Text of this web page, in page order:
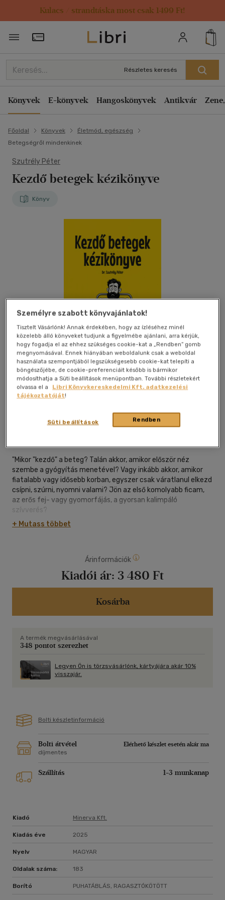
Kulacs / strandtáska most csak 1499 Ft!
Törzsvásárlói Kártya adatai
Részletes keresés
Könyvek E-könyvek Hangoskönyvek Antikvár
Főoldal Könyvek
Életmód, egészség
Betegségről mindenkinek
Szutrély Péter
Kezdő betegek kézikönyve
Könyv
Kívánságlistához adom Megosztom
Minerva Kft.|2025|magyar nyelvű|puhatáblás,
"Mikor "kezdő" a beteg? Talán akkor, amikor először néz
szembe a gyógyítás menetével? Vagy inkább akkor, amikor
fiatalabb vagy idősebb korban, egyszer csak váratlanul elkezd
csípni, szúrni, nyomni valami? Jön az első komolyabb ficam,
az erős fej- vagy gyomorfájás, a gyorsan kalimpáló
szívverés?
Legyünk teljesen nyugodtak, mert egyszer megtalál minket
kívánnánk azt, hogy senki ne legyen "kezdő" beteg, erre sajnos
nem tehetünk ígéretet.
Dr. Szutrély Péter humorral, emberséggel és szakmaisággal
átitatott könyve - benne Posta Enikő a témához kapcsolódó
+ Mutass többet
Árinformációk
Kiadói ár: 3 480 Ft
Kosárba
A termék megvásárlásával
348 pontot szerezhet
Legyen Ön is törzsvásárlónk, kártyájára akár 10%
visszajár.
Bolti készletinformáció
Bolti átvétel
Elérhető készlet esetén akár ma
díjmentes
Szállítás 1-3 munkanap
Kiadó Minerva Kft.
Kiadás éve 2025
Nyelv MAGYAR
Oldalak száma: 183
Borító PUHATÁBLÁS, RAGASZTÓKÖTÖTT
Személyre szabott könyvajánlatok!
Tisztelt Vásárlónk! Annak érdekében, hogy az ízléséhez minél
közelebb álló könyveket tudjunk a figyelmébe ajánlani, arra kérjük,
hogy fogadja el az ehhez szükséges cookie-kat a „Rendben” gomb
megnyomásával. Ennek hiányában weboldalunk csak a weboldal
használata szempontjából legszükségesebb cookie-kat telepíti a
böngészőjébe, de cookie-preferenciáit később is bármikor
módosíthatja a Süti beállítások menüpontban. További részletekért
olvassa el a
Libri Könyvkereskedelmi Kft. adatkezelési
tájékoztatóját!
Rendben
Süti beállítások